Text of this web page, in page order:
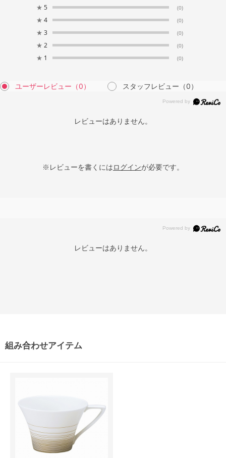
★ 5 (0)
★ 4 (0)
★ 3 (0)
★ 2 (0)
★ 1 (0)
ユーザーレビュー （0） スタッフレビュー （0）
レビューはありません。
※レビューを書くにはログインが必要です。
レビューはありません。
組み合わせアイテム